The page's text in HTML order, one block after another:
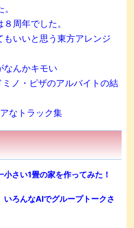
８周年でした。
もいいと思う東方アレンジ
なんかキモい
ノ・ピザのアルバイトの結
なトラック集
小さい1畳の家を作ってみた！
いろんなAIでグループトークさ